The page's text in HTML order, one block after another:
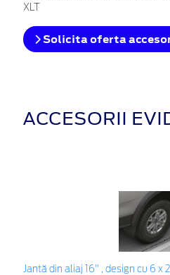
XLT
Solicita oferta
ACCESORII
Jantă din aliaj 16" , design cu 6 x